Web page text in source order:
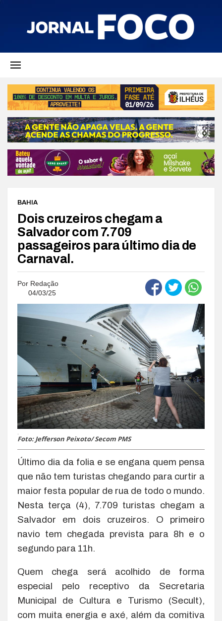
BAHIA
Dois cruzeiros chegam a
Salvador com 7.709
passageiros para último dia de
Carnaval.
Por Redação
04/03/25
Foto: Jefferson Peixoto/ Secom PMS
Último dia da folia e se engana quem pensa
que não tem turistas chegando para curtir a
maior festa popular de rua de todo o mundo.
Nesta terça (4), 7.709 turistas chegam a
Salvador em dois cruzeiros. O primeiro
navio tem chegada prevista para 8h e o
segundo para 11h.
Quem chega será acolhido de forma
especial pelo receptivo da Secretaria
Municipal de Cultura e Turismo (Secult),
com muita energia e axé, além da comitiva